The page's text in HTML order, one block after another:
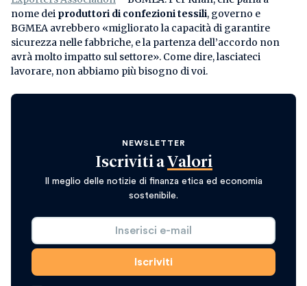
nome dei produttori di confezioni tessili, governo e
BGMEA avrebbero «migliorato la capacità di garantire
sicurezza nelle fabbriche, e la partenza dell’accordo non
avrà molto impatto sul settore». Come dire, lasciateci
lavorare, non abbiamo più bisogno di voi.
NEWSLETTER
Iscriviti a Valori
Il meglio delle notizie di finanza etica ed economia
sostenibile.